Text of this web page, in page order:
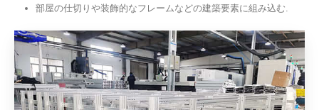
部屋の仕切りや装飾的なフレームなどの建築要素に組み込む.